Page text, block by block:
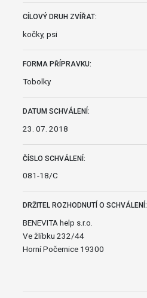
CÍLOVÝ DRUH ZVÍŘAT:
kočky, psi
FORMA PŘÍPRAVKU:
Tobolky
DATUM SCHVÁLENÍ:
23. 07. 2018
ČÍSLO SCHVÁLENÍ:
081-18/C
DRŽITEL ROZHODNUTÍ O SCHVÁLENÍ:
BENEVITA help s.r.o.
Ve žlíbku 232/44
Horní Počernice 19300